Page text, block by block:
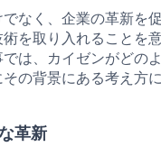
なく、企業の革新を
を取り入れることを
は、カイゼンがどの
の背景にある考え方
革新